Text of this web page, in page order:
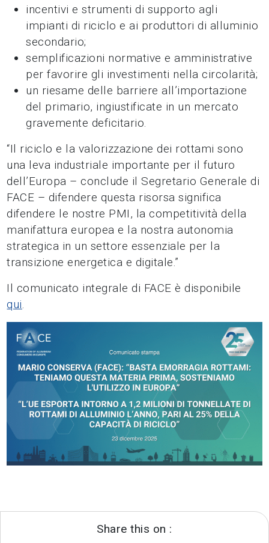
incentivi e strumenti di supporto agli
impianti di riciclo e ai produttori di alluminio
secondario;
semplificazioni normative e amministrative
per favorire gli investimenti nella circolarità;
un riesame delle barriere all’importazione
del primario, ingiustificate in un mercato
gravemente deficitario.
“Il riciclo e la valorizzazione dei rottami sono
una leva industriale importante per il futuro
dell’Europa – conclude il Segretario Generale di
FACE – difendere questa risorsa significa
difendere le nostre PMI, la competitività della
manifattura europea e la nostra autonomia
strategica in un settore essenziale per la
transizione energetica e digitale.”
Il comunicato integrale di FACE è disponibile
qui.
Share this on :